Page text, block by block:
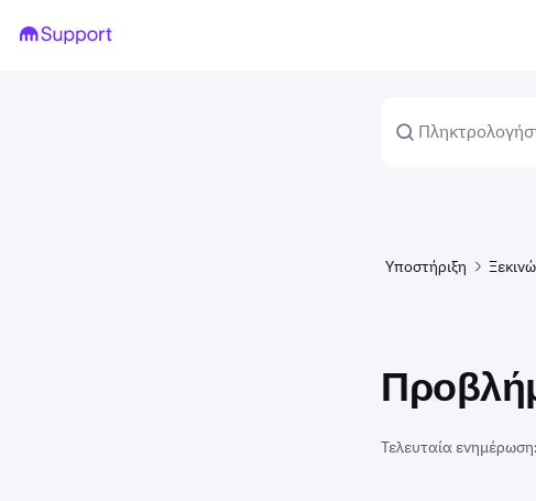
Υποστήριξη
Τελευταία ενημέρωση: